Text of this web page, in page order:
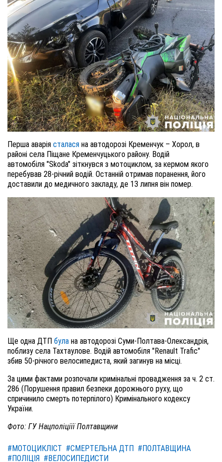
Перша аварія сталася на автодорозі Кременчук – Хорол, в
районі села Піщане Кременчуцького району. Водій
автомобіля "Skoda" зіткнувся з мотоциклом, за кермом якого
перебував 28-річний водій. Останній отримав поранення, його
доставили до медичного закладу, де 13 липня він помер.
Ще одна ДТП була на автодорозі Суми-Полтава-Олександрія,
поблизу села Тахтаулове. Водій автомобіля "Renault Trafic"
збив 50-річного велосипедиста, який загинув на місці.
За цими фактами розпочали кримінальні провадження за ч. 2 ст.
286 (Порушення правил безпеки дорожнього руху, що
спричинило смерть потерпілого) Кримінального кодексу
України.
Фото: ГУ Нацполіціїї Полтавщини
#МОТОЦИКЛІСТ #СМЕРТЕЛЬНА ДТП #ПОЛТАВЩИНА
#ПОЛІЦІЯ #ВЕЛОСИПЕДИСТИ